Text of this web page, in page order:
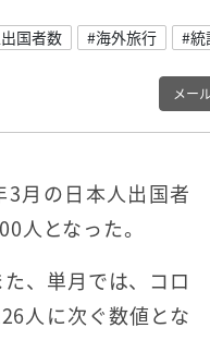
国者数 #海外旅行 #統
メー
3月の日本人出国者
人となった。
、単月では、コロ
人に次ぐ数値とな